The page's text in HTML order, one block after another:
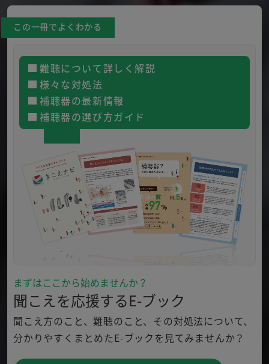
この一冊でよくわかる
まずはここから始めませんか？
聞こえを応援するE-ブック
聞こえ方のこと、難聴のこと、その対処法について、
分かりやすくまとめたE-ブックを見てみませんか？
難聴について詳しく解説
様々な対処法
補聴器の最新情報
補聴器の選び方ガイド